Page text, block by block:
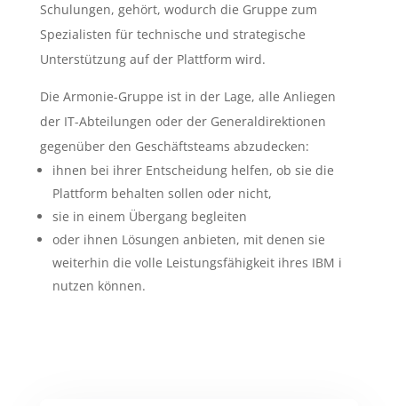
Schulungen, gehört, wodurch die Gruppe zum
Spezialisten für technische und strategische
Unterstützung auf der Plattform wird.
Die Armonie-Gruppe ist in der Lage, alle Anliegen
der IT-Abteilungen oder der Generaldirektionen
gegenüber den Geschäftsteams abzudecken:
ihnen bei ihrer Entscheidung helfen, ob sie die
Plattform behalten sollen oder nicht,
sie in einem Übergang begleiten
oder ihnen Lösungen anbieten, mit denen sie
weiterhin die volle Leistungsfähigkeit ihres IBM i
nutzen können.